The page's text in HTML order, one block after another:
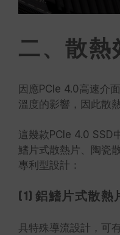
二、散熱
因應PCIe 4.0高速介
溫度的影響，因此散
這幾款PCIe 4.0 SSD
鰭片式散熱片、陶瓷
專利型設計：
(1) 鋁鰭片式散熱
具特殊導流設計，可